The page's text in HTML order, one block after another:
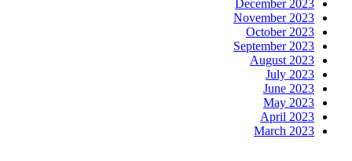
December 2023
November 2023
October 2023
September 2023
August 2023
July 2023
June 2023
May 2023
April 2023
March 2023